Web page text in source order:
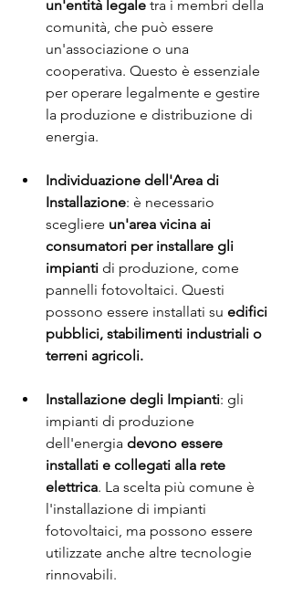
un'entità legale tra i membri della
comunità, che può essere
un'associazione o una
cooperativa. Questo è essenziale
per operare legalmente e gestire
la produzione e distribuzione di
energia.
Individuazione dell'Area di
Installazione: è necessario
scegliere un'area vicina ai
consumatori per installare gli
impianti di produzione, come
pannelli fotovoltaici. Questi
possono essere installati su edifici
pubblici, stabilimenti industriali o
terreni agricoli.
Installazione degli Impianti: gli
impianti di produzione
dell'energia devono essere
installati e collegati alla rete
elettrica. La scelta più comune è
l'installazione di impianti
fotovoltaici, ma possono essere
utilizzate anche altre tecnologie
rinnovabili.